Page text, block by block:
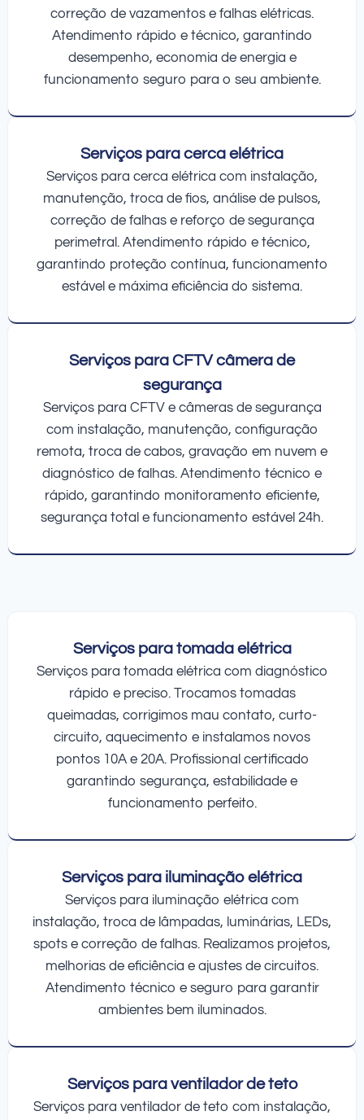
correção de vazamentos e falhas elétricas.
Atendimento rápido e técnico, garantindo
desempenho, economia de energia e
funcionamento seguro para o seu ambiente.
Serviços para cerca elétrica
Serviços para cerca elétrica com instalação,
manutenção, troca de fios, análise de pulsos,
correção de falhas e reforço de segurança
perimetral. Atendimento rápido e técnico,
garantindo proteção contínua, funcionamento
estável e máxima eficiência do sistema.
Serviços para CFTV câmera de
segurança
Serviços para CFTV e câmeras de segurança
com instalação, manutenção, configuração
remota, troca de cabos, gravação em nuvem e
diagnóstico de falhas. Atendimento técnico e
rápido, garantindo monitoramento eficiente,
segurança total e funcionamento estável 24h.
Serviços para tomada elétrica
Serviços para tomada elétrica com diagnóstico
rápido e preciso. Trocamos tomadas
queimadas, corrigimos mau contato, curto-
circuito, aquecimento e instalamos novos
pontos 10A e 20A. Profissional certificado
garantindo segurança, estabilidade e
funcionamento perfeito.
Serviços para iluminação elétrica
Serviços para iluminação elétrica com
instalação, troca de lâmpadas, luminárias, LEDs,
spots e correção de falhas. Realizamos projetos,
melhorias de eficiência e ajustes de circuitos.
Atendimento técnico e seguro para garantir
ambientes bem iluminados.
Serviços para ventilador de teto
Serviços para ventilador de teto com instalação,